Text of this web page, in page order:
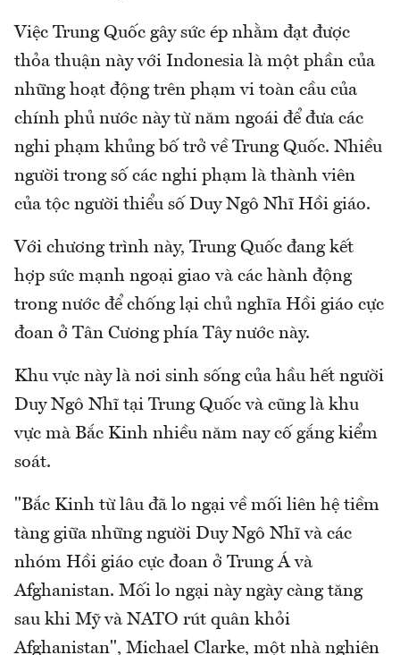
Việc Trung Quốc gây sức ép nhằm đạt được
thỏa thuận này với Indonesia là một phần của
những hoạt động trên phạm vi toàn cầu của
chính phủ nước này từ năm ngoái để đưa các
nghi phạm khủng bố trở về Trung Quốc. Nhiều
người trong số các nghi phạm là thành viên
của tộc người thiểu số Duy Ngô Nhĩ Hồi giáo.
Với chương trình này, Trung Quốc đang kết
hợp sức mạnh ngoại giao và các hành động
trong nước để chống lại chủ nghĩa Hồi giáo cực
đoan ở Tân Cương phía Tây nước này.
Khu vực này là nơi sinh sống của hầu hết người
Duy Ngô Nhĩ tại Trung Quốc và cũng là khu
vực mà Bắc Kinh nhiều năm nay cố gắng kiểm
soát.
"Bắc Kinh từ lâu đã lo ngại về mối liên hệ tiềm
tàng giữa những người Duy Ngô Nhĩ và các
nhóm Hồi giáo cực đoan ở Trung Á và
Afghanistan. Mối lo ngại này ngày càng tăng
sau khi Mỹ và NATO rút quân khỏi
Afghanistan", Michael Clarke, một nhà nghiên